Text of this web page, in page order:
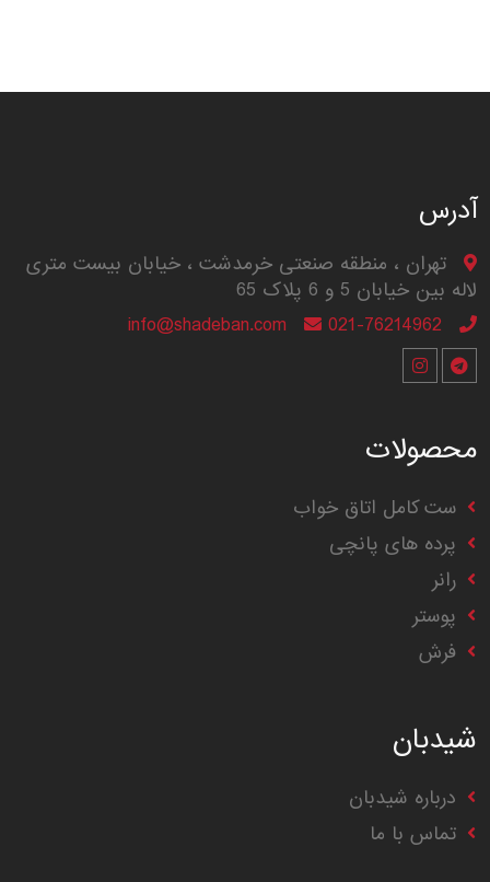
آدرس
تهران ، منطقه صنعتی خرمدشت ، خیابان بیست متری
لاله بین خیابان 5 و 6 پلاک 65
021-76214962
info@shadeban.com
محصولات
ست کامل اتاق خواب
پرده های پانچی
رانر
پوستر
فرش
شیدبان
درباره شیدبان
تماس با ما